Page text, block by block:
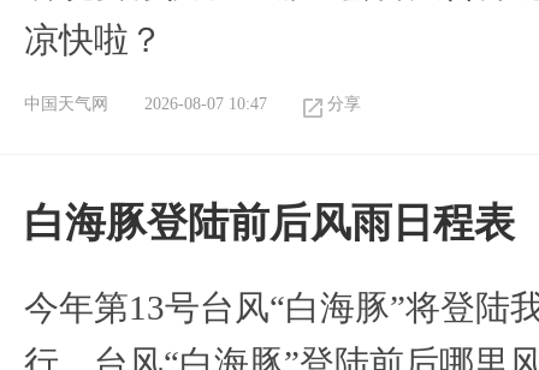
凉快啦？
中国天气网 2026-08-07 10:47 分享
白海豚登陆前后风雨日程表
今年第13号台风“白海豚”将登陆